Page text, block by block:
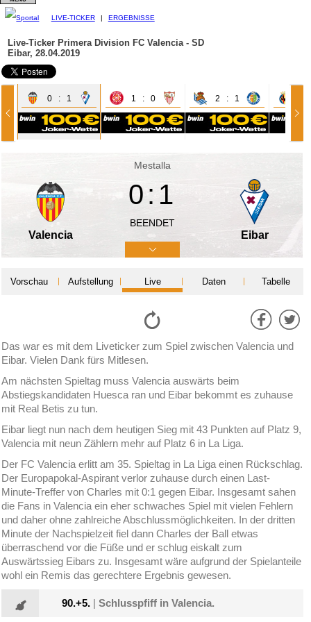
LIVE-TICKER | ERGEBNISSE
Live-Ticker Primera Division FC Valencia - SD
Eibar, 28.04.2019
0 : 1 1 : 0 2 : 1
Mestalla
Valencia
0:1
BEENDET
Eibar
Vorschau Aufstellung Live Daten Tabelle
Das war es mit dem Liveticker zum Spiel zwischen Valencia und
Eibar. Vielen Dank fürs Mitlesen.
Am nächsten Spieltag muss Valencia auswärts beim
Abstiegskandidaten Huesca ran und Eibar bekommt es zuhause
mit Real Betis zu tun.
Eibar liegt nun nach dem heutigen Sieg mit 43 Punkten auf Platz 9,
Valencia mit neun Zählern mehr auf Platz 6 in La Liga.
Der FC Valencia erlitt am 35. Spieltag in La Liga einen Rückschlag.
Der Europapokal-Aspirant verlor zuhause durch einen Last-
Minute-Treffer von Charles mit 0:1 gegen Eibar. Insgesamt sahen
die Fans in Valencia ein eher schwaches Spiel mit vielen Fehlern
und daher ohne zahlreiche Abschlussmöglichkeiten. In der dritten
Minute der Nachspielzeit fiel dann Charles der Ball etwas
überraschend vor die Füße und er schlug eiskalt zum
Auswärtssieg Eibars zu. Insgesamt wäre aufgrund der Spielanteile
wohl ein Remis das gerechtere Ergebnis gewesen.
90.+5. |Schlusspfiff in Valencia.